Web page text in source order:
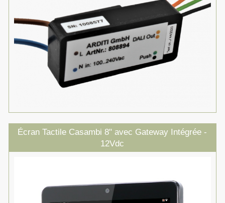
Écran Tactile Casambi 8" avec Gateway Intégrée -
12Vdc